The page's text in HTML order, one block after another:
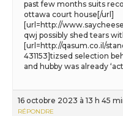
past few months suits
ottawa court house[/url]
[url=http://
qwj possibly shed tears
[url=http://qasum.co.il/
431153]tizsed selection
and hubby was already
16 octobre 2023 à 13 h 45
RÉPONDRE